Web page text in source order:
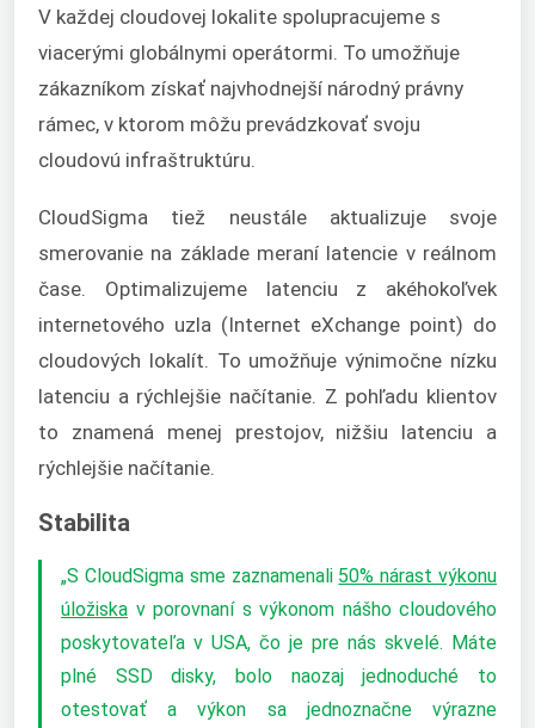
V každej cloudovej lokalite spolupracujeme s
viacerými globálnymi operátormi. To umožňuje
zákazníkom získať najvhodnejší národný právny
rámec, v ktorom môžu prevádzkovať svoju
cloudovú infraštruktúru.
CloudSigma tiež neustále aktualizuje svoje
smerovanie na základe meraní latencie v reálnom
čase. Optimalizujeme latenciu z akéhokoľvek
internetového uzla (Internet eXchange point) do
cloudových lokalít. To umožňuje výnimočne nízku
latenciu a rýchlejšie načítanie. Z pohľadu klientov
to znamená menej prestojov, nižšiu latenciu a
rýchlejšie načítanie.
Stabilita
„S CloudSigma sme zaznamenali 50% nárast výkonu
úložiska v porovnaní s výkonom nášho cloudového
poskytovateľa v USA, čo je pre nás skvelé. Máte
plné SSD disky, bolo naozaj jednoduché to
otestovať a výkon sa jednoznačne výrazne